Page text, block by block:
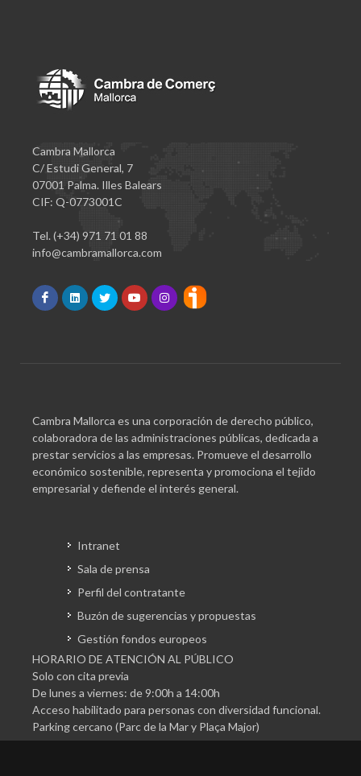
Cambra Mallorca
C/ Estudi General, 7
07001 Palma. Illes Balears
CIF: Q-0773001C
Tel. (+34) 971 71 01 88
info@cambramallorca.com
Cambra Mallorca es una corporación de derecho público,
colaboradora de las administraciones públicas, dedicada a
prestar servicios a las empresas. Promueve el desarrollo
económico sostenible, representa y promociona el tejido
empresarial y defiende el interés general.
Intranet
Sala de prensa
Perfil del contratante
Buzón de sugerencias y propuestas
Gestión fondos europeos
HORARIO DE ATENCIÓN AL PÚBLICO
Solo con cita previa
De lunes a viernes: de 9:00h a 14:00h
Acceso habilitado para personas con diversidad funcional.
Parking cercano (Parc de la Mar y Plaça Major)